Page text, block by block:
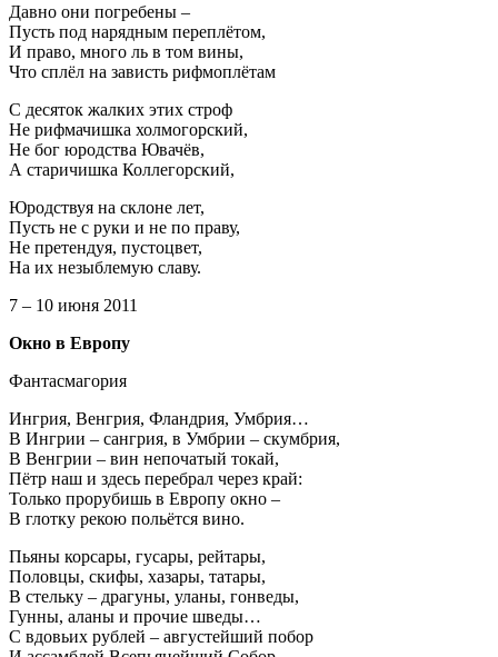
Давно они погребены –
Пусть под нарядным переплётом,
И право, много ль в том вины,
Что сплёл на зависть рифмоплётам
С десяток жалких этих строф
Не рифмачишка холмогорский,
Не бог юродства Ювачёв,
А старичишка Коллегорский,
Юродствуя на склоне лет,
Пусть не с руки и не по праву,
Не претендуя, пустоцвет,
На их незыблемую славу.
7 – 10 июня 2011
Окно в Европу
Фантасмагория
Ингрия, Венгрия, Фландрия, Умбрия…
В Ингрии – сангрия, в Умбрии – скумбрия,
В Венгрии – вин непочатый токай,
Пётр наш и здесь перебрал через край:
Только прорубишь в Европу окно –
В глотку рекою польётся вино.
Пьяны корсары, гусары, рейтары,
Половцы, скифы, хазары, татары,
В стельку – драгуны, уланы, гонведы,
Гунны, аланы и прочие шведы…
С вдовьих рублей – августейший побор